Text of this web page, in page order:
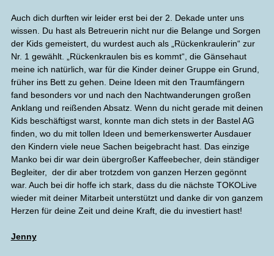
Auch dich durften wir leider erst bei der 2. Dekade unter uns
wissen. Du hast als Betreuerin nicht nur die Belange und Sorgen
der Kids gemeistert, du wurdest auch als „Rückenkraulerin“ zur
Nr. 1 gewählt. „Rückenkraulen bis es kommt“, die Gänsehaut
meine ich natürlich, war für die Kinder deiner Gruppe ein Grund,
früher ins Bett zu gehen. Deine Ideen mit den Traumfängern
fand besonders vor und nach den Nachtwanderungen großen
Anklang und reißenden Absatz. Wenn du nicht gerade mit deinen
Kids beschäftigst warst, konnte man dich stets in der Bastel AG
finden, wo du mit tollen Ideen und bemerkenswerter Ausdauer
den Kindern viele neue Sachen beigebracht hast. Das einzige
Manko bei dir war dein übergroßer Kaffeebecher, dein ständiger
Begleiter, der dir aber trotzdem von ganzen Herzen gegönnt
war. Auch bei dir hoffe ich stark, dass du die nächste TOKOLive
wieder mit deiner Mitarbeit unterstützt und danke dir von ganzem
Herzen für deine Zeit und deine Kraft, die du investiert hast!
Jenny